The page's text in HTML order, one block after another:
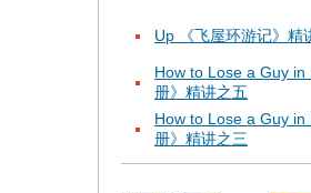
Up 《飞屋环游记》精
How to Lose a Guy
册》精讲之五
How to Lose a Guy
册》精讲之三